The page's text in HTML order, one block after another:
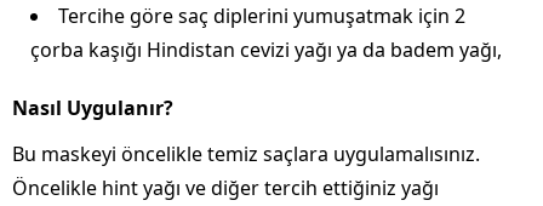
Tercihe göre saç diplerini yumuşatmak için 2
çorba kaşığı Hindistan cevizi yağı ya da badem yağı,
Nasıl Uygulanır?
Bu maskeyi öncelikle temiz saçlara uygulamalısınız.
Öncelikle hint yağı ve diğer tercih ettiğiniz yağı